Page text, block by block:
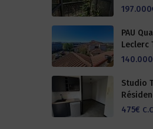
PAU
Leclerc
Studio
475€